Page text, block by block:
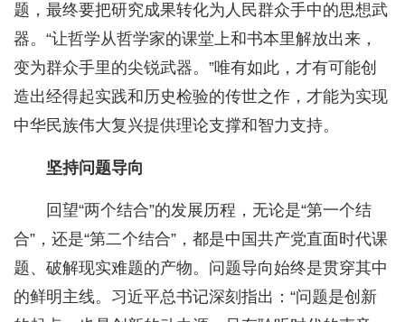
题，最终要把研究成果转化为人民群众手中的思想武
器。“让哲学从哲学家的课堂上和书本里解放出来，
变为群众手里的尖锐武器。”唯有如此，才有可能创
造出经得起实践和历史检验的传世之作，才能为实现
中华民族伟大复兴提供理论支撑和智力支持。
坚持问题导向
回望“两个结合”的发展历程，无论是“第一个结
合”，还是“第二个结合”，都是中国共产党直面时代课
题、破解现实难题的产物。问题导向始终是贯穿其中
的鲜明主线。习近平总书记深刻指出：“问题是创新